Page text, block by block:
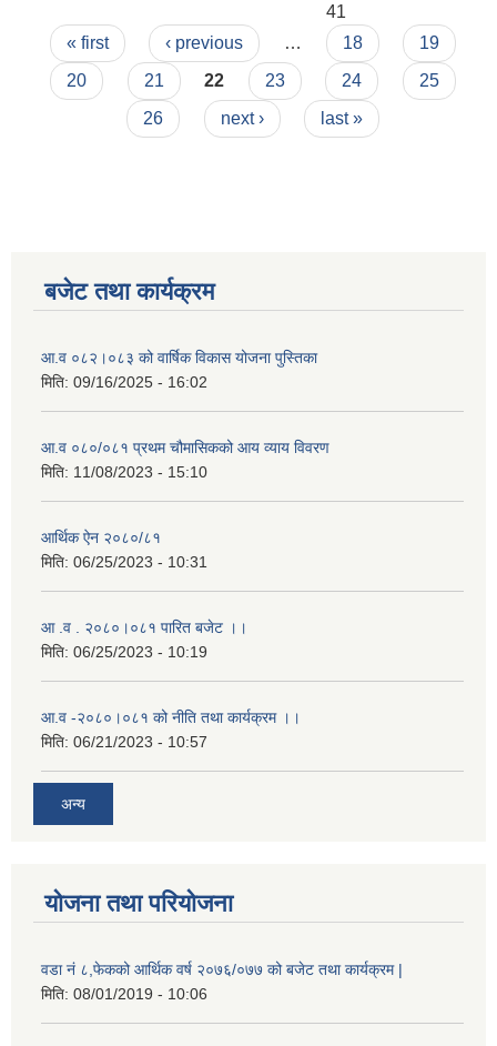
41
Pages
« first ‹ previous … 18
19
20
21 22 23 24
25
26
next › last »
बजेट तथा कार्यक्रम
आ.व ०८२।०८३ को वार्षिक विकास योजना पुस्तिका
मिति: 09/16/2025 - 16:02
आ.व ०८०/०८१ प्रथम चौमासिकको आय व्याय विवरण
मिति: 11/08/2023 - 15:10
आर्थिक ऐन २०८०/८१
मिति: 06/25/2023 - 10:31
आ .व . २०८०।०८१ पारित बजेट ।।
मिति: 06/25/2023 - 10:19
आ.व -२०८०।०८१ को नीति तथा कार्यक्रम ।।
मिति: 06/21/2023 - 10:57
अन्य
योजना तथा परियोजना
वडा नं ८,फेकको आर्थिक वर्ष २०७६/०७७ को बजेट तथा कार्यक्रम |
मिति: 08/01/2019 - 10:06